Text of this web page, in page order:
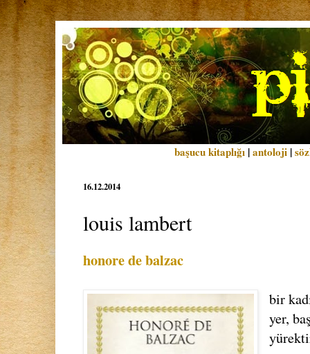
başucu kitaplığı |antoloji |
16.12.2014
louis lambert
honore de balzac
bir
yer,